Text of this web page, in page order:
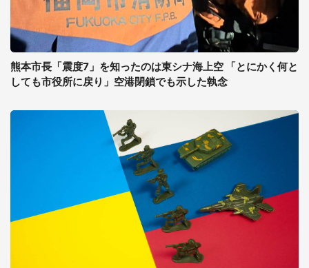
熊本市長「震度7」を知ったのは東シナ海上空 「とにかく何と
しても市役所に戻り」空港閉鎖でも示した執念